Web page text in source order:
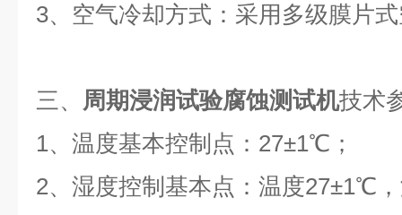
3、空气冷却方式：采用多级膜片
三、 周期浸润试验腐蚀测试机技术
1、温度基本控制点：27±1℃；
2、湿度控制基本点：温度27±1℃